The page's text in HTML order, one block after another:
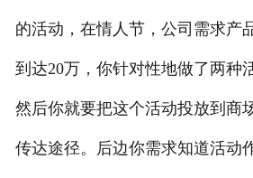
的活动，在情人节，公司需求产
到达20万，你针对性地做了两种
然后你就要把这个活动投放到商
传达途径。后边你需求知道活动